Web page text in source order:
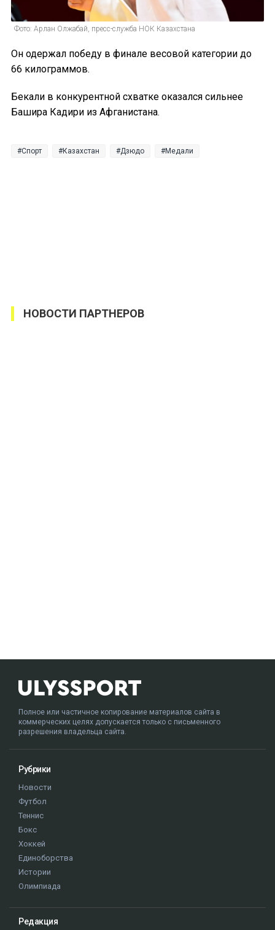
Фото: Арлан Олжабай, пресс-служба НОК Казахстана
Он одержал победу в финале весовой категории до
66 килограммов.
Бекали в конкурентной схватке оказался сильнее
Башира Кадири из Афганистана.
Спорт Казахстан Дзюдо Медали
НОВОСТИ ПАРТНЕРОВ
Полное или частичное копирование материалов сайта в
коммерческих целях допускается только с письменного
разрешения владельца сайта.
Рубрики
Новости
Футбол
Теннис
Бокс
Хоккей
Единоборства
Истории
Олимпиада
Редакция